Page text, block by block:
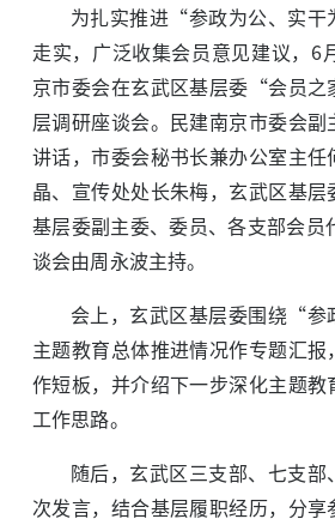
为扎实推进“参政为公、实
走实，广泛收集会员意见建议，6
京市委会在玄武区基层委“会员
层调研座谈会。民建南京市委会
讲话，市委会秘书长兼办公室主
晶、宣传处处长朱梅，玄武区基
基层委副主委、委员、各支部会员
谈会由周永波主持。
会上，玄武区基层委围绕“参
主题教育总体推进情况作专题汇
作短板，并介绍下一步深化主题
工作思路。
随后，玄武区三支部、七支
次发言，结合基层履职经历，分